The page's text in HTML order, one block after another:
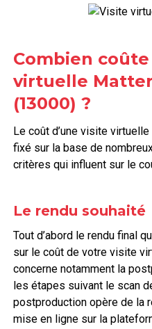
Combien
virtuelle
(13000) ?
Le coût d’une visite
fixé sur la base de
critères qui influent sur le
Le rendu souhaité
Tout d’abord le rendu final
sur le coût de votre visite
concerne notamment la
les étapes suivant le scan
postproduction opère de la
mise en ligne sur la